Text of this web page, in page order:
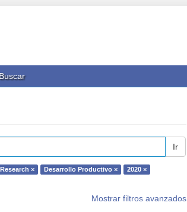
Buscar
Ir
× Desarrollo Productivo ×
2020 ×
Mostrar filtros avanzados